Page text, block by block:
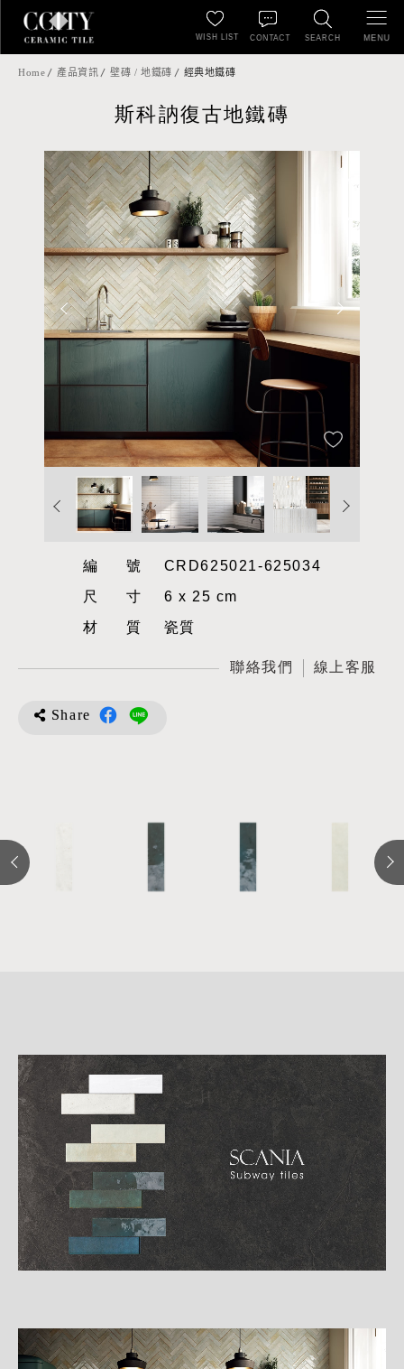
SEARCH
WISH LIST CONTACT MENU
Home 產品資訊 壁磚 / 地鐵磚 經典地鐵磚
斯科訥復古地鐵磚
編號CRD625021-625034
尺寸6 x 25 cm
材質瓷質
聯絡我們 線上客服
Share
細
介
紹